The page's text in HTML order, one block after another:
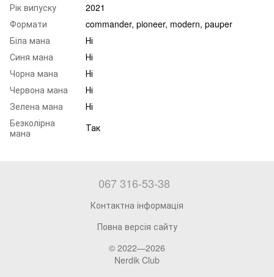
Рік випуску
2021
Формати
commander, pioneer, modern, pauper
Біла мана
Ні
Синя мана
Ні
Чорна мана
Ні
Червона мана
Ні
Зелена мана
Ні
Безколірна
мана
Так
067 316-53-38
Контактна інформація
Повна версія сайту
© 2022—2026
Nerdik Club